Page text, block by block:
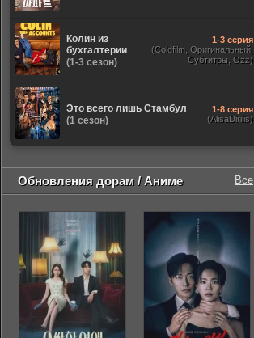
Колин из
бухгалтерии
(1-3 сезон)
1-3 серия
(Coldfilm, Оригинальный,
Субтитры, Ozz)
Это всего лишь Стамбул
(1 сезон)
1-8 серия
(AlisaDirilis)
Обновления дорам / Аниме Все